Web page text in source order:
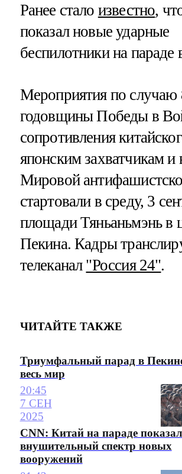
Ранее стало известно,
показал новые ударные
беспилотники на параде
Мероприятия по случаю
годовщины Победы в
сопротивления
японским захватчикам и
Мировой
стартовали в среду, 3
площади Тяньаньмэнь в
Пекина. Кадры
телеканал "Россия 24".
ЧИТАЙТЕ ТАКЖЕ
Триумфальный парад в
весь мир
20:45
7 СЕН
2025
CNN: Китай на параде показал
внушительный спектр новых
вооружений